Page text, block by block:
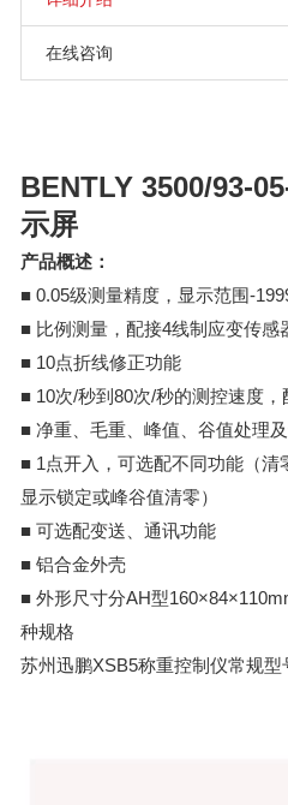
在线咨询
BENTLY 3500/93-
示屏
产品概述：
■ 0.05级测量精度，显示范围-
■ 比例测量，配接4线制应变传感
■ 10点折线修正功能
■ 10次/秒到80次/秒的测控速度
■ 净重、毛重、峰值、谷值处理
■ 1点开入，可选配不同功能（清
显示锁定或峰谷值清零）
■ 可选配变送、通讯功能
■ 铝合金外壳
■ 外形尺寸分AH型
种规格
苏州迅鹏XSB5称重控制仪常规型